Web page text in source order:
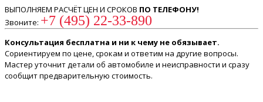
ВЫПОЛНЯЕМ РАСЧЁТ ЦЕН И СРОКОВ ПО ТЕЛЕФОНУ!
Звоните: +7 (495) 22-33-890
Консультация бесплатна и ни к чему не обязывает.
Сориентируем по цене, срокам и ответим на другие вопросы.
Мастер уточнит детали об автомобиле и неисправности и сразу
сообщит предварительную стоимость.